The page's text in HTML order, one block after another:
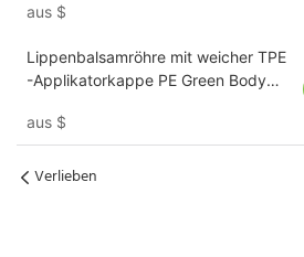
aus $
Lippenbalsamröhre mit weicher TPE
-Applikatorkappe PE Green Body
aus $
Verlieben